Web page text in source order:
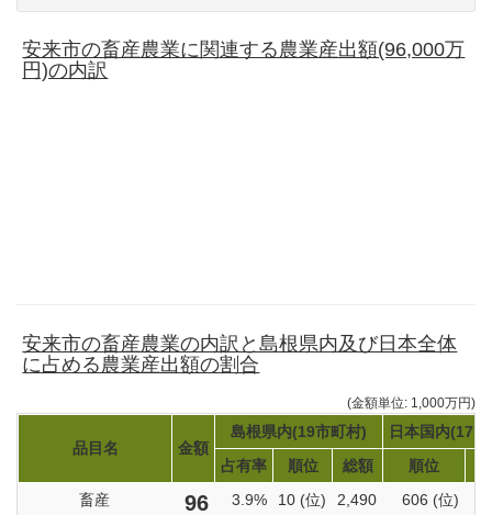
安来市の畜産農業に関連する農業産出額(96,000万
円)の内訳
安来市の畜産農業の内訳と島根県内及び日本全体
に占める農業産出額の割合
(金額単位: 1,000万円)
品目名 金額
島根県内(19市町村)
日本国内
占有率
順位 総額 順位
畜産
96 3.9% 10 (位) 2,490 606 (位)